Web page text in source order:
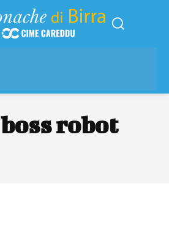
boss robot